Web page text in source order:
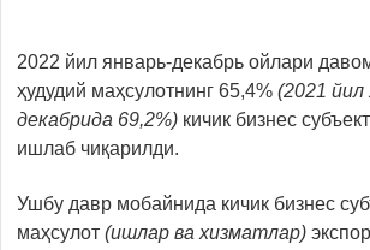
2022 йил январь-декабрь ойлари
ҳудудий маҳсулотнинг 65,4% (2021 йил
декабрида 69,2%) кичик бизнес
ишлаб чиқарилди.
Ушбу давр мобайнида кичик бизнес
маҳсулот (ишлар ва хизматлар)